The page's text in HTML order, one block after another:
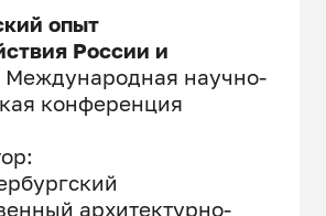
опыт
России и
Международная научно-
конференция
архитектурно-